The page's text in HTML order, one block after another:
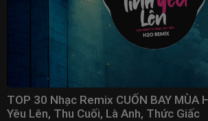
TOP 30 Nhạc Remix CUỐN BAY MÙA
Yêu Lên, Thu Cuối, Là Anh, Thức Giấc